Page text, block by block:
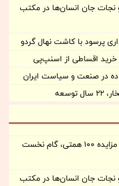
نجات جان انسان‌ها در مکتب
پرسود با کاشت نهال گردو
خرید اقساطی از اسنپ‌پی
در صنعت و سیاست ایران
چرخش بزرگ در مؤسسه اعتباری ملل؛ مزایده ۱۰۰ همتی، گام نخست
نجات جان انسان‌ها در مکتب